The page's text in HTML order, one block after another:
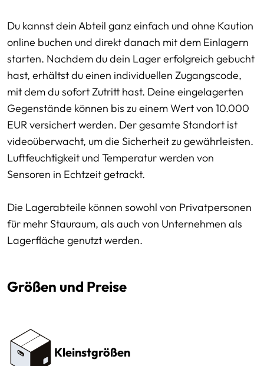
Du kannst dein Abteil ganz einfach und ohne Kaution
online buchen und direkt danach mit dem Einlagern
starten. Nachdem du dein Lager erfolgreich gebucht
hast, erhältst du einen individuellen Zugangscode,
mit dem du sofort Zutritt hast. Deine eingelagerten
Gegenstände können bis zu einem Wert von 10.000
EUR versichert werden. Der gesamte Standort ist
videoüberwacht, um die Sicherheit zu gewährleisten.
Luftfeuchtigkeit und Temperatur werden von
Sensoren in Echtzeit getrackt.
Die Lagerabteile können sowohl von Privatpersonen
für mehr Stauraum, als auch von Unternehmen als
Lagerfläche genutzt werden.
Größen und Preise
Kleinstgrößen